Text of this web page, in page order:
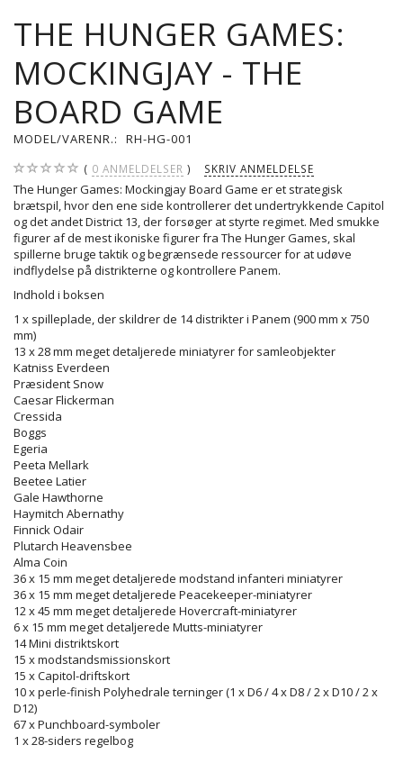
THE HUNGER GAMES:
MOCKINGJAY - THE
BOARD GAME
MODEL/VARENR.: RH-HG-001
0 ANMELDELSER SKRIV ANMELDELSE
The Hunger Games: Mockingjay Board Game er et strategisk
brætspil, hvor den ene side kontrollerer det undertrykkende Capitol
og det andet District 13, der forsøger at styrte regimet. Med smukke
figurer af de mest ikoniske figurer fra The Hunger Games, skal
spillerne bruge taktik og begrænsede ressourcer for at udøve
indflydelse på distrikterne og kontrollere Panem.
Indhold i boksen
1 x spilleplade, der skildrer de 14 distrikter i Panem (900 mm x 750
mm)
13 x 28 mm meget detaljerede miniatyrer for samleobjekter
Katniss Everdeen
Præsident Snow
Caesar Flickerman
Cressida
Boggs
Egeria
Peeta Mellark
Beetee Latier
Gale Hawthorne
Haymitch Abernathy
Finnick Odair
Plutarch Heavensbee
Alma Coin
36 x 15 mm meget detaljerede modstand infanteri miniatyrer
36 x 15 mm meget detaljerede Peacekeeper-miniatyrer
12 x 45 mm meget detaljerede Hovercraft-miniatyrer
6 x 15 mm meget detaljerede Mutts-miniatyrer
14 Mini distriktskort
15 x modstandsmissionskort
15 x Capitol-driftskort
10 x perle-finish Polyhedrale terninger (1 x D6 / 4 x D8 / 2 x D10 / 2 x
D12)
67 x Punchboard-symboler
1 x 28-siders regelbog